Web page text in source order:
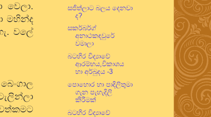
වෙලා.
මහින්ද
වලේ
සජිත්ලාට බලය දෙනවා
ද?
සකර්බර්ග්
අනාථකඳවුරේ
වමාලා
බටහිර විද්‍යාවේ
ආරම්භය,විකාශය
හා අර්බුදය -3
පොහොර හා පාදිලිතුමා
ගැන පැහැදිලි
කිරීමක්
බටහිර විද්‍යාවේ